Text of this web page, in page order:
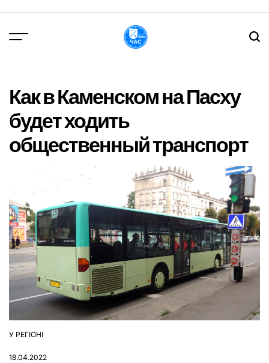
вмісту
Как в Каменском на Пасху
будет ходить
общественный транспорт
ОПУБЛІКУВАТИ
У РЕГІОНІ
18.04.2022